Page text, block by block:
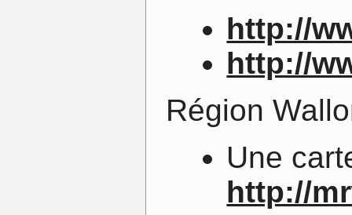
http://
http://
Région
Une
http://